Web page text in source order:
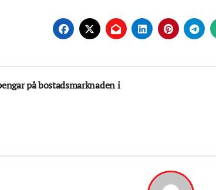
på bostadsmarknaden i